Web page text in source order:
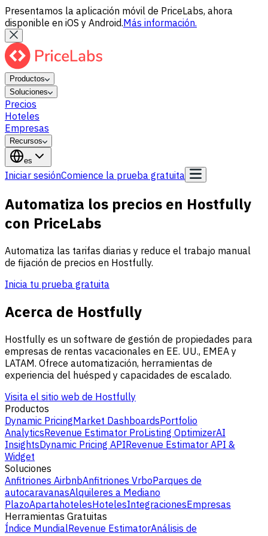
Presentamos la aplicación móvil de PriceLabs, ahora
disponible en iOS y Android.Más información.
Productos
Soluciones
Precios
Hoteles
Empresas
Recursos
es
Iniciar sesiónComience la prueba gratuita
Automatiza los precios en Hostfully
con PriceLabs
Automatiza las tarifas diarias y reduce el trabajo manual
de fijación de precios en Hostfully.
Inicia tu prueba gratuita
Acerca de Hostfully
Hostfully es un software de gestión de propiedades para
empresas de rentas vacacionales en EE. UU., EMEA y
LATAM. Ofrece automatización, herramientas de
experiencia del huésped y capacidades de escalado.
Visita el sitio web de Hostfully
Productos
Dynamic PricingMarket DashboardsPortfolio
AnalyticsRevenue Estimator ProListing OptimizerAI
InsightsDynamic Pricing APIRevenue Estimator API &
Widget
Soluciones
Anfitriones AirbnbAnfitriones VrboParques de
autocaravanasAlquileres a Mediano
PlazoApartahotelesHotelesIntegracionesEmpresas
Herramientas Gratuitas
Índice MundialRevenue EstimatorAnálisis de